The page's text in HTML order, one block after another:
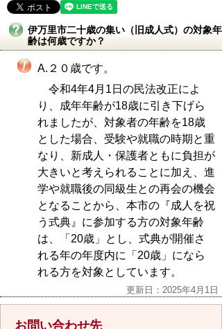
伊万里市二十歳の集い（旧成人式）の対象年
齢は何歳ですか？
A.２０歳です。
令和4年4月1日の民法改正によ
り、成年年齢が18歳に引き下げら
れましたが、対象者の年齢を18歳
とした場合、受験や就職の時期と重
なり、新成人・保護者ともに負担が
大きいと考えられることに加え、進
学や就職後の同級生との再会の機会
となることから、本市の『成人を祝
う式典』に参加する方の対象年齢
は、「20歳」とし、式典が開催さ
れる年の年度内に「20歳」になら
れる方を対象としています。
更新日：2025年4月1日
お問い合わせ先